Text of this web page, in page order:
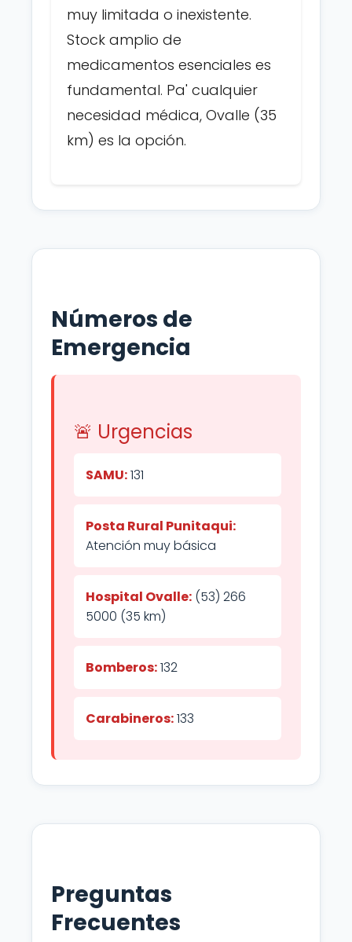
muy limitada o inexistente.
Stock amplio de
medicamentos esenciales es
fundamental. Pa' cualquier
necesidad médica, Ovalle (35
km) es la opción.
Números de
Emergencia
🚨 Urgencias
SAMU:131
Posta Rural Punitaqui:
Atención muy básica
Hospital Ovalle: (53) 266
5000 (35 km)
Bomberos:132
Carabineros:133
Preguntas
Frecuentes